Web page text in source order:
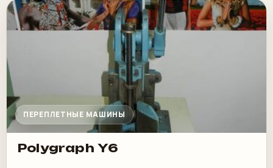
ПЕРЕПЛЕТНЫЕ МАШИНЫ
Polygraph Y6